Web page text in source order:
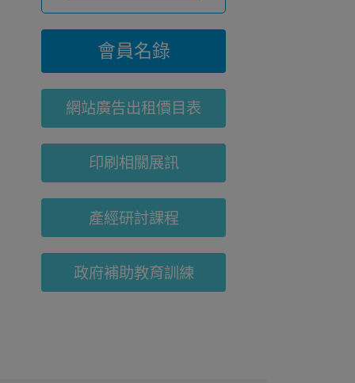
會員名錄
網站廣告出租價目表
印刷相關展訊
產經研討課程
政府補助教育訓練